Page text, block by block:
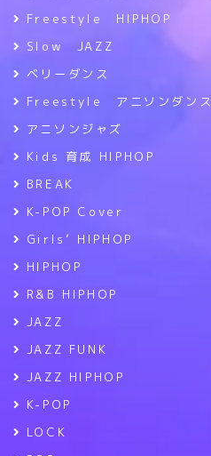
Freestyle HIPHOP
Slow JAZZ
ベリーダンス
Freestyle アニソンダンス
アニソンジャズ
Kids 育成 HIPHOP
BREAK
K-POP Cover
Girls’ HIPHOP
HIPHOP
R&B HIPHOP
JAZZ
JAZZ FUNK
JAZZ HIPHOP
K-POP
LOCK